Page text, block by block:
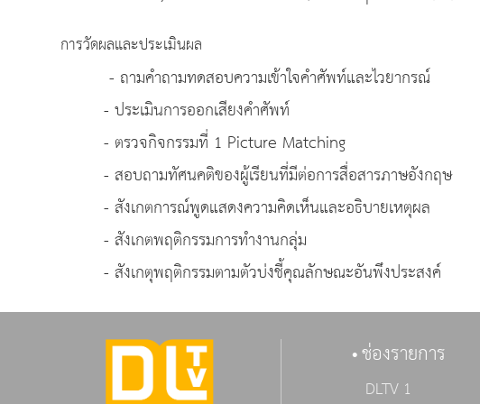
การวัดผลและประเมินผล
- ถามคำถามทดสอบความเข้าใจคำศัพท์และไวยากรณ์
- ประเมินการออกเสียงคำศัพท์
- ตรวจกิจกรรมที่ 1 Picture Matching
- สอบถามทัศนคติของผู้เรียนที่มีต่อการสื่อสารภาษอังกฤษ
- สังเกตการณ์พูดแสดงความคิดเห็นและอธิบายเหตุผล
- สังเกตพฤติกรรมการทำงานกลุ่ม
- สังเกตุพฤติกรรมตามตัวบ่งชี้คุณลักษณะอันพึงประสงค์
ช่องรายการ
DLTV 1